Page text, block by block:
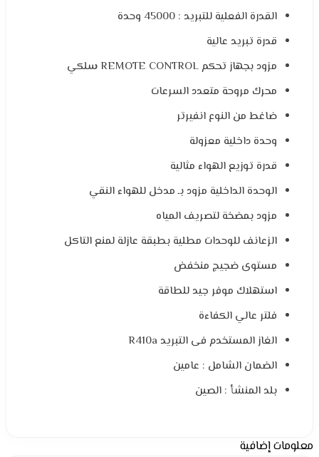
القدرة الفعلية للتبريد : 45000 وحدة
قدرة تبريد عالية
مزود بجهاز تحكم REMOTE CONTROL سلكي
محرك مروحة متعدد السرعات
ضاغط من النوع انفيرتر
وحدة داخلية معزولة
قدرة توزيع الهواء مثالية
الوحدة الداخلية مزود بـ مدخل للهواء النقي
مزود بمضخة لتصريف المياه
الزعانف للوحدات مطلية بطبقة عازلة لمنع التاكل
مستوى ضجيج منخفض
استهلاك موفر جيد للطاقة
فلتر عالي الكفاءة
الغاز المستخدم فى التبريد R410a
الضمان الشامل : عامين
بلد المنشأ : الصين
معلومات إضافية